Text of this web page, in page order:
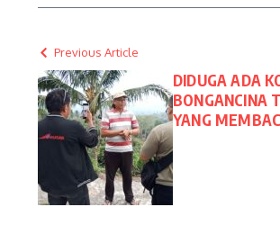
Previous Article
DIDUGA ADA
BONGANCINA
YANG